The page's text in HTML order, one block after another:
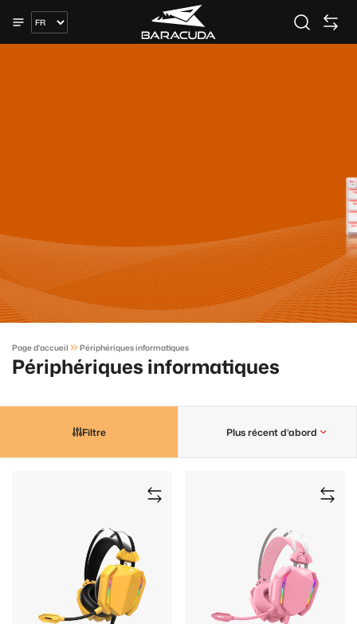
Page d'accueil Périphériques informatiques
Périphériques informatiques
Filtre Plus récent d’abord